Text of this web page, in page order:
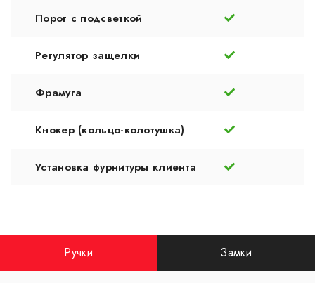
Порог с подсветкой
Регулятор защелки
Фрамуга
Кнокер (кольцо-колотушка)
Установка фурнитуры клиента
Ручки Замки